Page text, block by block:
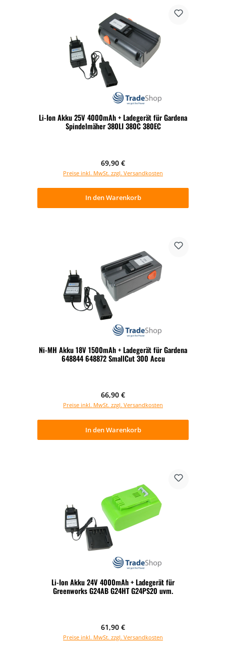
Li-Ion Akku 25V 4000mAh + Ladegerät für Gardena
Spindelmäher 380LI 380C 380EC
Regulärer Preis:
69,90 €
Preise inkl. MwSt. zzgl. Versandkosten
In den Warenkorb
Ni-MH Akku 18V 1500mAh + Ladegerät für Gardena
648844 648872 SmallCut 300 Accu
Regulärer Preis:
66,90 €
Preise inkl. MwSt. zzgl. Versandkosten
In den Warenkorb
Li-Ion Akku 24V 4000mAh + Ladegerät für
Greenworks G24AB G24HT G24PS20 uvm.
Regulärer Preis:
61,90 €
Preise inkl. MwSt. zzgl. Versandkosten